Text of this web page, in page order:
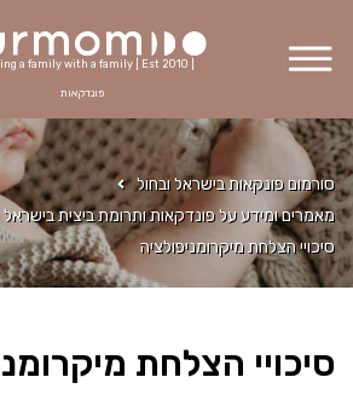
a family with a family | Est 2010 |
פונדקאות
סורמום פונקאות בישראל ובחול
מאמרים ומידע על פונדקאות ותרומת ביצית בישראל
סיכויי הצלחת מיקרומניפולציה
סיכויי הצלחת